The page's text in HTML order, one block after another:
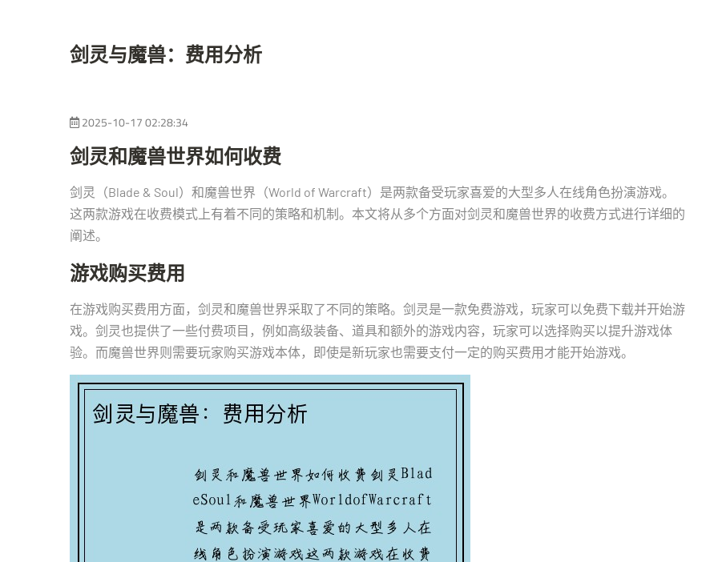
剑灵与魔兽：费用分析
2025-10-17 02:28:34
剑灵和魔兽世界如何收费
剑灵（Blade & Soul）和魔兽世界（World of Warcraft）是两款备受玩家喜爱的大型多人在线角色扮演游戏。
这两款游戏在收费模式上有着不同的策略和机制。本文将从多个方面对剑灵和魔兽世界的收费方式进行详细的
阐述。
游戏购买费用
在游戏购买费用方面，剑灵和魔兽世界采取了不同的策略。剑灵是一款免费游戏，玩家可以免费下载并开始游
戏。剑灵也提供了一些付费项目，例如高级装备、道具和额外的游戏内容，玩家可以选择购买以提升游戏体
验。而魔兽世界则需要玩家购买游戏本体，即使是新玩家也需要支付一定的购买费用才能开始游戏。